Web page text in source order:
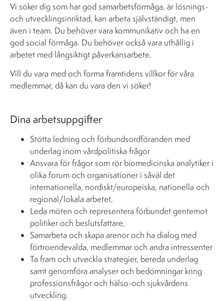
Vi söker dig som har god samarbetsförmåga, är lösnings-
och utvecklingsinriktad, kan arbeta självständigt, men
även i team. Du behöver vara kommunikativ och ha en
god social förmåga. Du behöver också vara uthållig i
arbetet med långsiktigt påverkansarbete.
Vill du vara med och forma framtidens villkor för våra
medlemmar, då kan du vara den vi söker!
Dina arbetsuppgifter
Stötta ledning och förbundsordföranden med
underlag inom vårdpolitiska frågor
Ansvara för frågor som rör biomedicinska analytiker i
olika forum och organisationer i såväl det
internationella, nordiskt/europeiska, nationella och
regional/lokala arbetet,
Leda möten och representera förbundet gentemot
politiker och beslutsfattare,
Samarbeta och skapa arenor och ha dialog med
förtroendevalda, medlemmar och andra intressenter
Ta fram och utveckla strategier, bereda underlag
samt genomföra analyser och bedömningar kring
professionsfrågor och hälso-och sjukvårdens
utveckling.